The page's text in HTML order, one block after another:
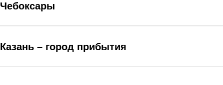
Чебоксары
Казань – город прибытия